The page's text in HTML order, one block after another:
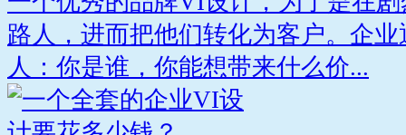
路人，进而把他们转化为客户。企
人：你是谁，你能想带来什么价...